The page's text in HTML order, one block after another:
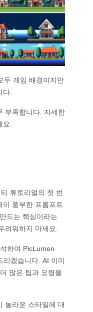
두 게임 배경이지만
.
부족합니다. 자세한
.
튜토리얼의 첫 번
풍부한 프롬프트
드는 핵심이라는
려워하지 마세요.
하여 PicLumen
리겠습니다. AI 이미
많은 팁과 요령을
놀라운 스타일에 대